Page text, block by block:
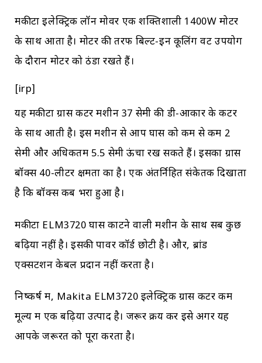
मकीटा इलेक्ट्रिक लॉन मोवर एक शक्तिशाली 1400W मोटर
के साथ आता है। मोटर की तरफ बिल्ट-इन कूलिंग वेंट उपयोग
के दौरान मोटर को ठंडा रखते हैं।
[irp]
यह मकीटा ग्रास कटर मशीन 37 सेमी की डी-आकार के कटर
के साथ आती है। इस मशीन से आप घास को कम से कम 2
सेमी और अधिकतम 5.5 सेमी ऊंचा रख सकते हैं। इसका ग्रास
बॉक्स 40-लीटर क्षमता का है। एक अंतर्निहित संकेतक दिखाता
है कि बॉक्स कब भरा हुआ है।
मकीटा ELM3720 घास काटने वाली मशीन के साथ सब कुछ
बढ़िया नहीं है। इसकी पावर कॉर्ड छोटी है। और, ब्रांड
एक्सटेंशन केबल प्रदान नहीं करता है।
निष्कर्ष में, Makita ELM3720 इलेक्ट्रिक ग्रास कटर कम
मूल्य में एक बढ़िया उत्पाद है। जरूर क्रय करें इसे अगर यह
आपके जरूरत को पूरा करता है।